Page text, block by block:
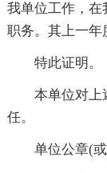
我单位工作，在
职务。其上一年
特此证明。
本单位对上
任。
单位公章(